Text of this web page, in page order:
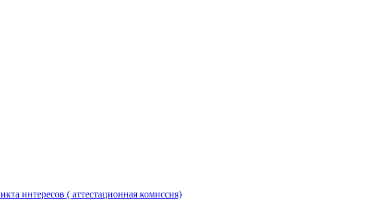
интересов ( аттестационная комиссия)